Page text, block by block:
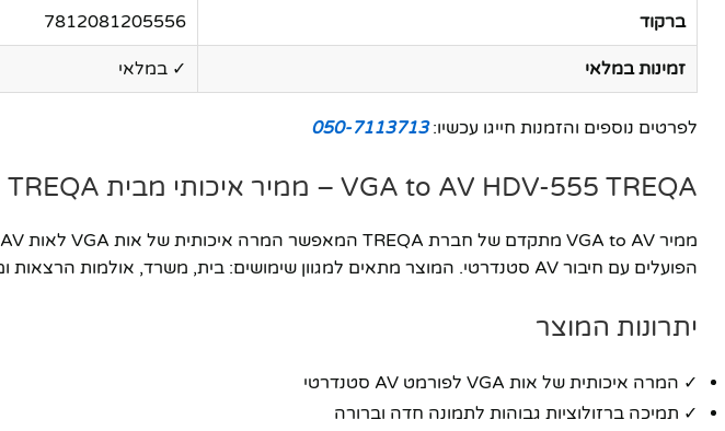
ברקוד 7812081205556
זמינות במלאי ✓ במלאי
לפרטים נוספים והזמנות חייגו עכשיו:050-7113713
VGA to AV HDV-555 TREQA – ממיר איכותי מבית TREQA
הפועלים עם חיבור AV סטנדרטי. המוצר מתאים למגוון שימושים: בית, משרד, אולמות הרצאות ומערכות מולטימדיה.
יתרונות המוצר
✓ המרה איכותית של אות VGA לפורמט AV סטנדרטי
✓ תמיכה ברזולוציות גבוהות לתמונה חדה וברורה